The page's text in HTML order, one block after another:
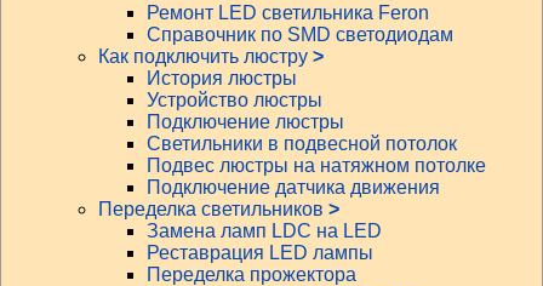
Ремонт LED светильника Feron
Справочник по SMD светодиодам
Как подключить люстру >
История люстры
Устройство люстры
Подключение люстры
Светильники в подвесной потолок
Подвес люстры на натяжном потолке
Подключение датчика движения
Переделка светильников >
Замена ламп LDC на LED
Реставрация LED лампы
Переделка прожектора